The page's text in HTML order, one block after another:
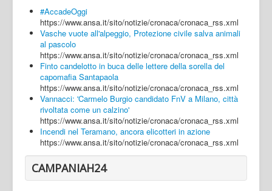
Napoli
Salerno
Login
#AccadeOggi
https://www.ansa.it/sito/notizie/cronaca/cronaca_rss.xml
Vasche vuote all'alpeggio, Protezione civile salva animali
al pascolo
https://www.ansa.it/sito/notizie/cronaca/cronaca_rss.xml
Finto candelotto in buca delle lettere della sorella del
capomafia Santapaola
https://www.ansa.it/sito/notizie/cronaca/cronaca_rss.xml
Vannacci: 'Carmelo Burgio candidato FnV a Milano, città
rivoltata come un calzino'
https://www.ansa.it/sito/notizie/cronaca/cronaca_rss.xml
Incendi nel Teramano, ancora elicotteri in azione
https://www.ansa.it/sito/notizie/cronaca/cronaca_rss.xml
CAMPANIAH24